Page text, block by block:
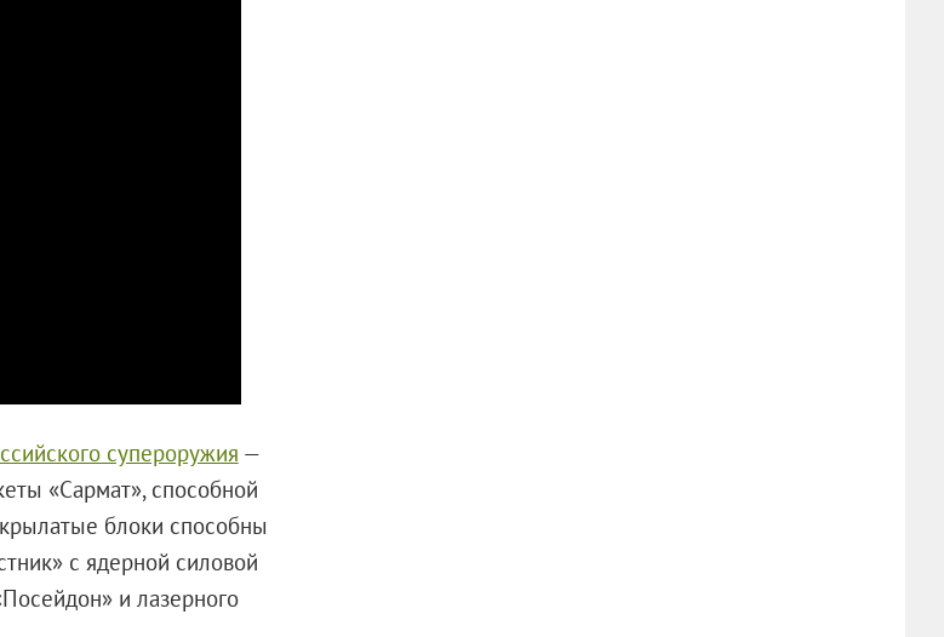
супероружия —
«Сармат», способной
блоки способны
с ядерной силовой
и лазерного